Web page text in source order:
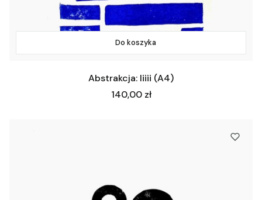
Do koszyka
Abstrakcja: Iiiii (A4)
Cena
140,00 zł